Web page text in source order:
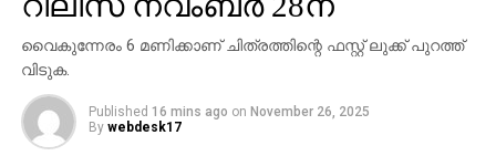
വൈകുന്നേരം 6 മണിക്കാണ് ചിത്രത്തിന്റെ ഫസ്റ്റ് ലുക്ക് പുറത്ത്
വിടുക.
Published 16 mins ago on November 26, 2025
By webdesk17